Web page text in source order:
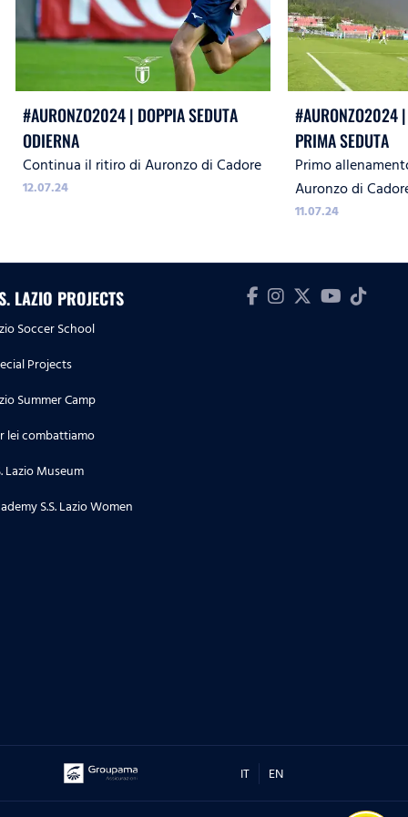
#AURONZO2024 | DOPPIA SEDUTA
ODIERNA
Continua il ritiro di Auronzo di Cadore
12.07.24
#AURONZO2024
PRIMA SEDUTA
Primo
Auronzo di
11.07.24
LAZIO PROJECTS
Soccer School
Projects
Summer Camp
lei combattiamo
Lazio Museum
S.S. Lazio Women
IT EN